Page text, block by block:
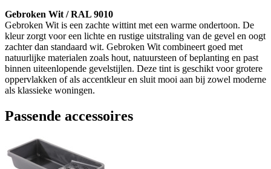
Gebroken Wit / RAL 9010
Gebroken Wit is een zachte wittint met een warme ondertoon. De
kleur zorgt voor een lichte en rustige uitstraling van de gevel en oogt
zachter dan standaard wit. Gebroken Wit combineert goed met
natuurlijke materialen zoals hout, natuursteen of beplanting en past
binnen uiteenlopende gevelstijlen. Deze tint is geschikt voor grotere
oppervlakken of als accentkleur en sluit mooi aan bij zowel moderne
als klassieke woningen.
Passende accessoires